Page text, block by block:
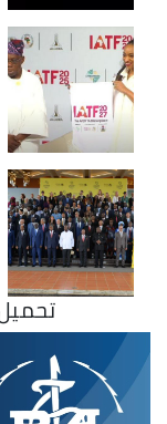
تحميل